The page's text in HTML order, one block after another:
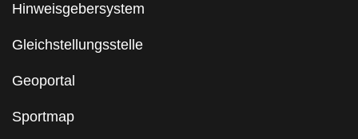
Hinweisgebersystem
Gleichstellungsstelle
Geoportal
Sportmap